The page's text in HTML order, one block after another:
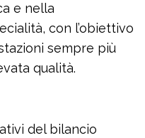
e nella
con l’obiettivo
sempre più
qualità.
del bilancio